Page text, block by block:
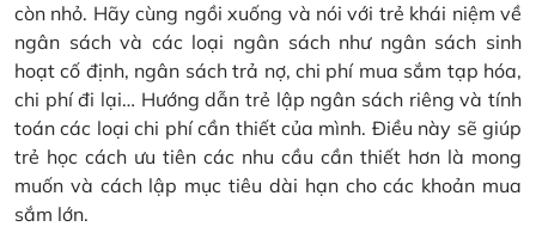
còn nhỏ. Hãy cùng ngồi xuống và nói với trẻ khái niệm về
ngân sách và các loại ngân sách như ngân sách sinh
hoạt cố định, ngân sách trả nợ, chi phí mua sắm tạp hóa,
chi phí đi lại… Hướng dẫn trẻ lập ngân sách riêng và tính
toán các loại chi phí cần thiết của mình. Điều này sẽ giúp
trẻ học cách ưu tiên các nhu cầu cần thiết hơn là mong
muốn và cách lập mục tiêu dài hạn cho các khoản mua
sắm lớn.